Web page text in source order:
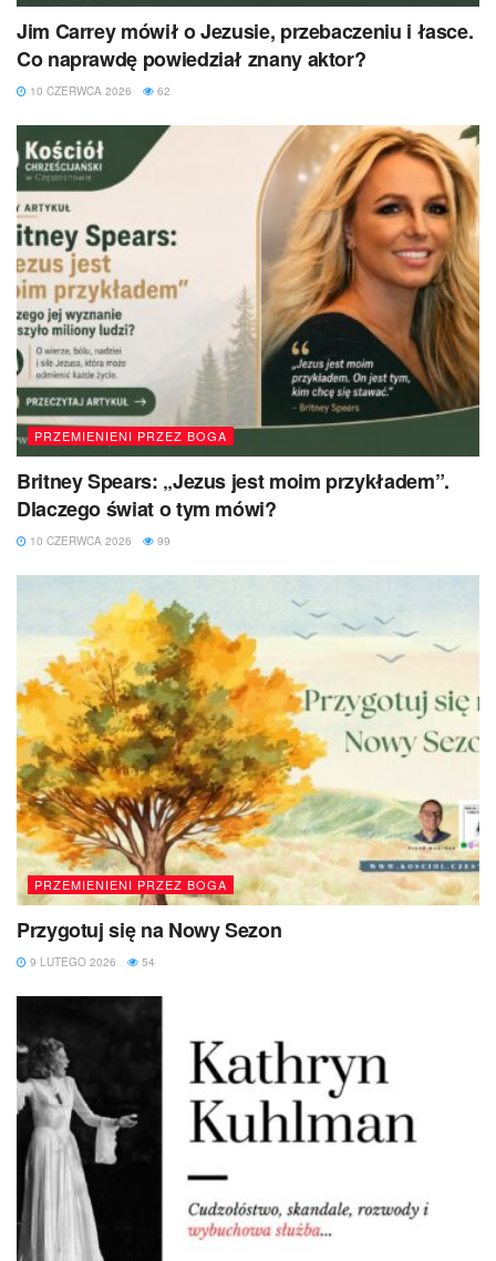
Jim Carrey mówił o Jezusie, przebaczeniu i łasce.
Co naprawdę powiedział znany aktor?
10 CZERWCA 2026 62
PRZEMIENIENI PRZEZ BOGA
Britney Spears: „Jezus jest moim przykładem”.
Dlaczego świat o tym mówi?
10 CZERWCA 2026 99
PRZEMIENIENI PRZEZ BOGA
Przygotuj się na Nowy Sezon
9 LUTEGO 2026 54